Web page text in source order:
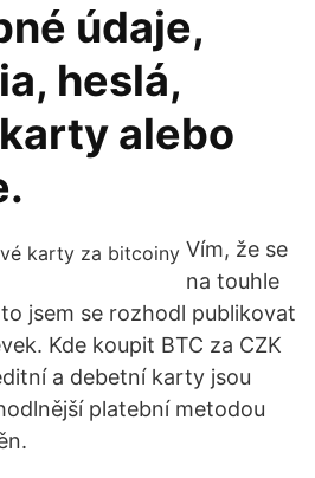
údaje,
heslá,
alebo
Vím, že se
na touhle
jsem se rozhodl publikovat
Kde koupit BTC za CZK
a debetní karty jsou
platební metodou